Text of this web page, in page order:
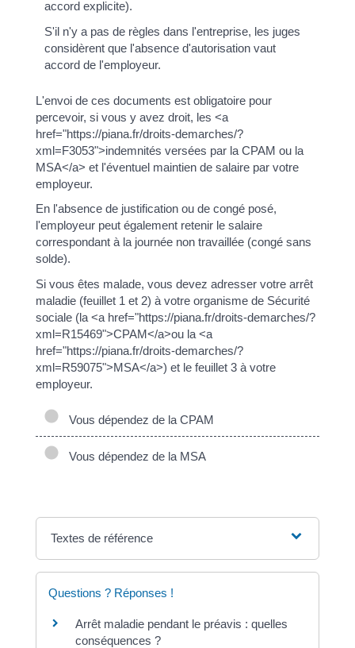
accord explicite).
S'il n'y a pas de règles dans l'entreprise, les juges
considèrent que l'absence d'autorisation vaut
accord de l'employeur.
L'envoi de ces documents est obligatoire pour
percevoir, si vous y avez droit, les <a
href="https://piana.fr/droits-demarches/?
xml=F3053">indemnités versées par la CPAM ou la
MSA</a> et l'éventuel maintien de salaire par votre
employeur.
En l'absence de justification ou de congé posé,
l'employeur peut également retenir le salaire
correspondant à la journée non travaillée (congé sans
solde).
Si vous êtes malade, vous devez adresser votre arrêt
maladie (feuillet 1 et 2) à votre organisme de Sécurité
sociale (la <a href="https://piana.fr/droits-demarches/?
xml=R15469">CPAM</a>ou la <a
href="https://piana.fr/droits-demarches/?
xml=R59075">MSA</a>) et le feuillet 3 à votre
employeur.
Vous dépendez de la CPAM
Vous dépendez de la MSA
Textes de référence
Questions ? Réponses !
Arrêt maladie pendant le préavis : quelles
conséquences ?